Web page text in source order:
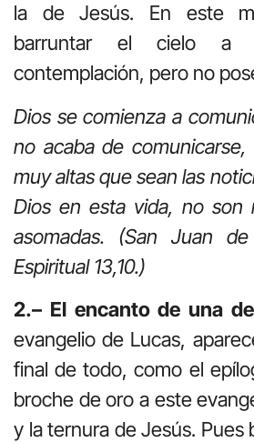
la de Jesús. En este
barruntar el cielo a
contemplación, pero no
Dios se comienza a
no acaba de comunicarse,
muy altas que sean las
Dios en esta vida, no son
asomadas. (San Juan
Espiritual 13,10.)
2.– El encanto de una
evangelio de Lucas,
final de todo, como el
broche de oro a este
y la ternura de Jesús. Pues